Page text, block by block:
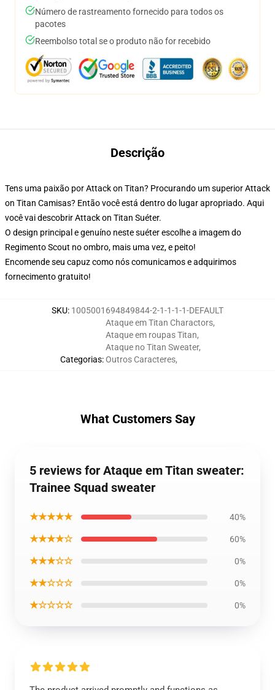
Número de rastreamento fornecido para todos os
pacotes
Reembolso total se o produto não for recebido
Descrição
Tens uma paixão por Attack on Titan? Procurando um superior Attack
on Titan Camisas? Então você está dentro do lugar apropriado. Aqui
você vai descobrir Attack on Titan Suéter.
O design principal e genuíno neste suéter escolhe a imagem do
Regimento Scout no ombro, mais uma vez, e peito!
Encomende seu capuz como nós comunicamos e adquirimos
fornecimento gratuito!
SKU: 1005001694849844-2-1-1-1-1-DEFAULT
Categorias:
Ataque em Titan Charactors,
Ataque em roupas Titan,
Ataque no Titan Sweater,
Outros Caracteres,
What Customers Say
5 reviews for Ataque em Titan sweater:
Trainee Squad sweater
★★★★★ 40%
★★★★☆ 60%
★★★☆☆ 0%
★★☆☆☆ 0%
★☆☆☆☆ 0%